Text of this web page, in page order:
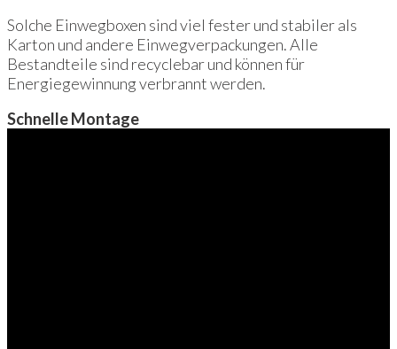
Solche Einwegboxen sind viel fester und stabiler als
Karton und andere Einwegverpackungen. Alle
Bestandteile sind recyclebar und können für
Energiegewinnung verbrannt werden.
Schnelle Montage